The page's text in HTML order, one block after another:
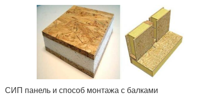
СИП панель и способ монтажа с балками